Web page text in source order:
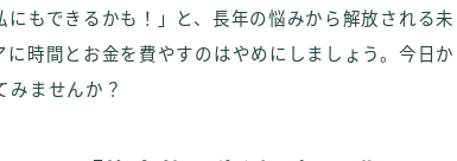
もできるかも！」と、長年の悩みから解放される未
時間とお金を費やすのはやめにしましょう。今日か
みませんか？